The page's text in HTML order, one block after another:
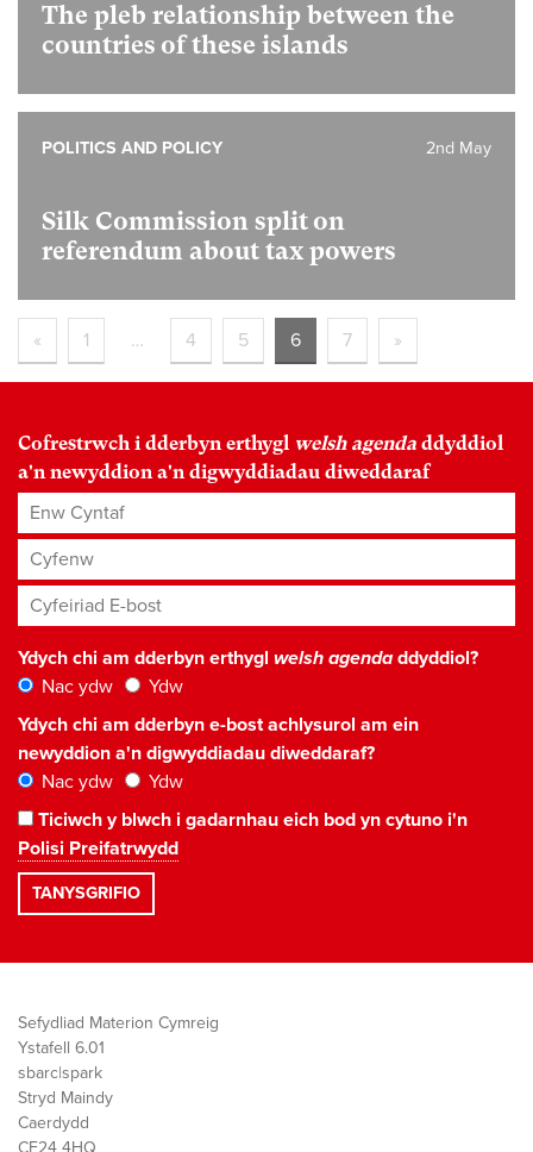
The pleb relationship between the
countries of these islands
Silk Commission split on
referendum about tax powers
2nd May
POLITICS AND POLICY
« 1 … 4 5 6 7 »
Cofrestrwch i dderbyn erthygl welsh agenda ddyddiol
a'n newyddion a'n digwyddiadau diweddaraf
Enw Cyntaf
Cyfenw
Cyfeiriad E-bost*
Ydych chi am dderbyn erthygl welsh agendaddyddiol?
Nac ydw
Ydw
Ydych chi am dderbyn e-bost achlysurol am ein
newyddion a'n digwyddiadau diweddaraf?
Nac ydw
Ydw
Ticiwch y blwch i gadarnhau eich bod yn cytuno i'n
Polisi Preifatrwydd
Sefydliad Materion Cymreig
Ystafell 6.01
sbarc|spark
Stryd Maindy
Caerdydd
CF24 4HQ